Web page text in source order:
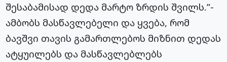
შესაბამისად დედა მარტო ზრდის შვილს.”-
ამბობს მასწავლებელი და ყვება, რომ
ბავშვი თავის გამართლებოს მიზნით დედას
ატყუილებს და მასწავლებლებს